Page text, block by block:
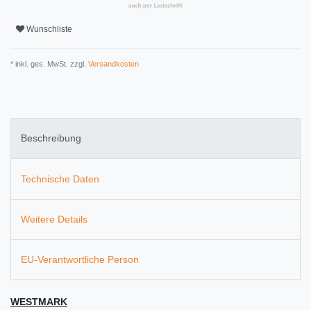
Wunschliste
* inkl. ges. MwSt. zzgl. Versandkosten
Beschreibung
Technische Daten
Weitere Details
EU-Verantwortliche Person
WESTMARK